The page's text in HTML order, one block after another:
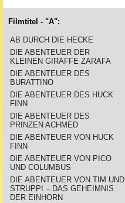
Filmtitel - "A":
AB DURCH DIE HECKE
DIE ABENTEUER DER
KLEINEN GIRAFFE ZARAFA
DIE ABENTEUER DES
BURATTINO
DIE ABENTEUER DES HUCK
FINN
DIE ABENTEUER DES
PRINZEN ACHMED
DIE ABENTEUER VON HUCK
FINN
DIE ABENTEUER VON PICO
UND COLUMBUS
DIE ABENTEUER VON TIM UND
STRUPPI – DAS GEHEIMNIS
DER EINHORN